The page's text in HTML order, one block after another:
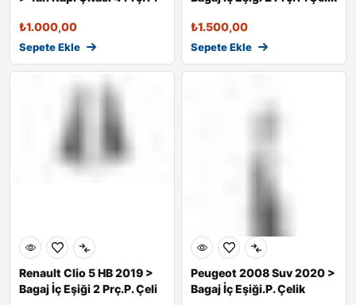
₺1.000,00
Sepete Ekle
₺1.500,00
Sepete Ekle
Renault Clio 5 HB 2019 >
Bagaj İç Eşiği 2 Prç.P. Çeli
Peugeot 2008 Suv 2020 >
Bagaj İç Eşiği.P. Çelik